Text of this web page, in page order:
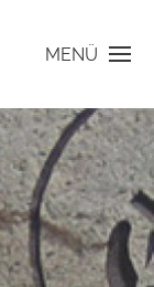
MENÜ